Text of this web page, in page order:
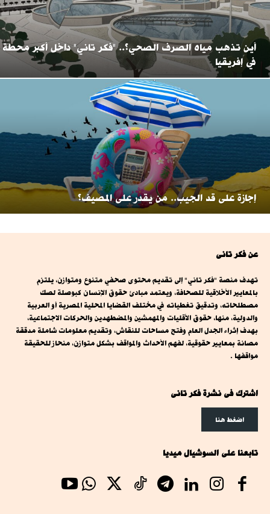
أين تذهب مياه الصرف الصحي؟.. "فكر تاني" داخل أكبر محطة
في إفريقيا
إجازة على قد الجيب.. من يقدر على المصيف؟
عن فكر تانى
تهدف منصة "فكر تاني" إلى تقديم محتوى صحفي متنوع ومتوازن، يلتزم
بالمعايير الأخلاقية للصحافة، ويعتمد مبادئ حقوق الإنسان كبوصلة لصك
مصطلحاته، وتدقيق تغطياته في مختلف القضايا المحلية المصرية أو العربية
والدولية، منها، حقوق الأقليات والمهمشين والمضطهدين والحركات الاجتماعية،
بهدف إثراء الجدل العام وفتح مساحات للنقاش، وتقديم معلومات شاملة مدققة
مصانة بمعايير حقوقية، لفهم الأحداث والمواقف بشكل متوازن، منحاز للحقيقة
مواقفها .
اشترك فى نشرة فكر تانى
اضغط هنا
تابعنا على السوشيال ميديا